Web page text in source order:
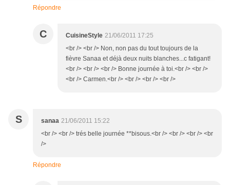
Répondre
C CuisineStyle 21/06/2011 17:25
<br /> <br /> Non, non pas du tout toujours de la
fièvre Sanaa et déjà deux nuits blanches...c fatigant!
<br /> <br /> <br /> Bonne journée à toi.<br /> <br />
<br /> Carmen.<br /> <br /> <br /> <br />
S sanaa 21/06/2011 15:22
<br /> <br /> trés belle journée **bisous.<br /> <br /> <br /> <br
/>
Répondre